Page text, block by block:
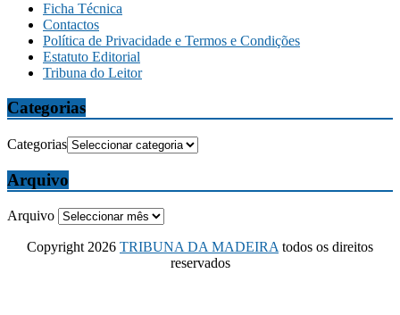
Ficha Técnica
Contactos
Política de Privacidade e Termos e Condições
Estatuto Editorial
Tribuna do Leitor
Categorias
Categorias
Arquivo
Arquivo
Copyright 2026 TRIBUNA DA MADEIRA todos os direitos
reservados